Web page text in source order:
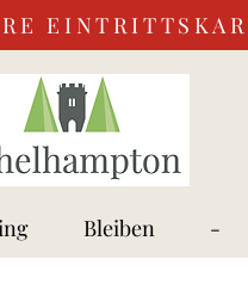
Bleiben -